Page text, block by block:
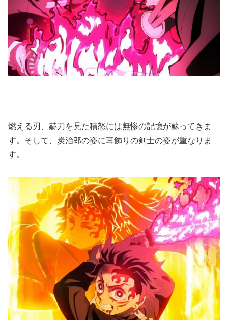
燃える刃、赫刀を見た積怒には無惨の記憶が蘇ってきま
す。そして、炭治郎の姿に耳飾りの剣士の姿が重なりま
す。